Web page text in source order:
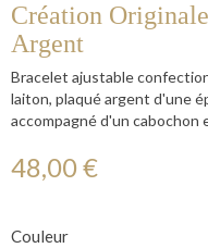
Création
Argent
Bracelet ajustable
laiton, plaqué argent d'une
accompagné d'un cabochon
48,00 €
Couleur